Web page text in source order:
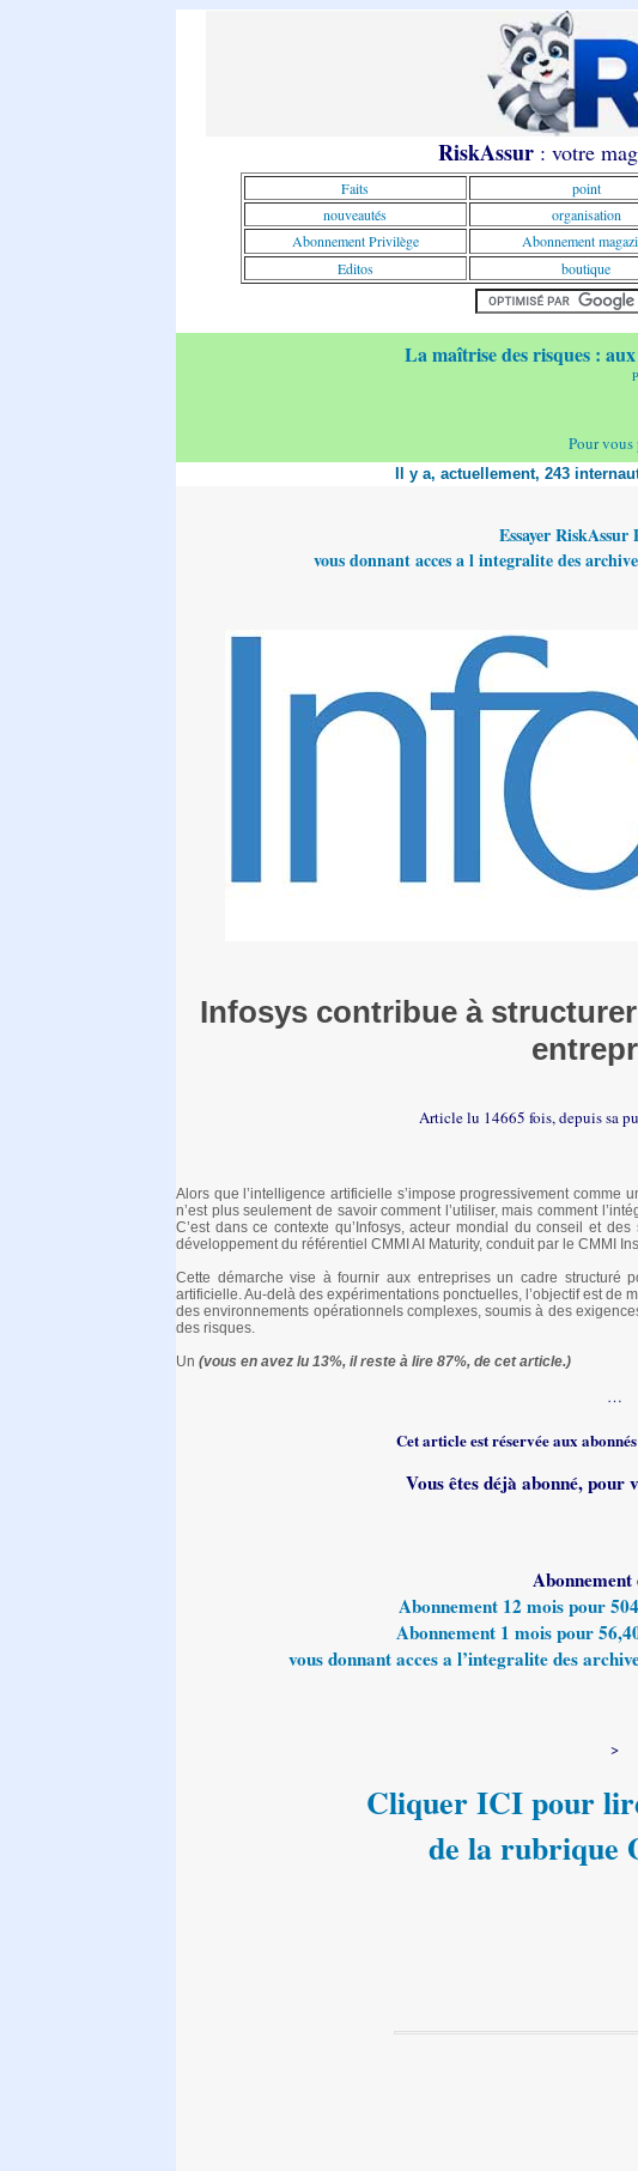
RiskAssur: votre
Faits point
nouveautés
organisation
Abonnement Privilège
Abonnement
Editos boutique
La maîtrise des risques :
Pour
Il y a, actuellement, 243
Essayer
vous donnant acces a l integralite des
Infosys contribue à
Article lu 14665 fois, depuis sa
Alors que l’intelligence artificielle s’impose progressivement
n’est plus seulement de savoir comment l’utiliser, mais comment
C’est dans ce contexte qu’Infosys, acteur mondial du conseil et
développement du référentiel CMMI AI Maturity, conduit par le CMMI
Cette démarche vise à fournir aux entreprises un cadre structuré
artificielle. Au-delà des expérimentations ponctuelles, l’objectif est de
des environnements opérationnels complexes, soumis à des
des risques.
Un (vous en avez lu 13%, il reste à lire 87%, de cet article.)
…
Cet article est réservée aux
Vous êtes déjà abonné, pour
Abonnement
Abonnement 12 mois pour
Abonnement 1 mois pour
vous donnant acces a l’integralite des
>
Cliquer ICI pour
de la rubrique